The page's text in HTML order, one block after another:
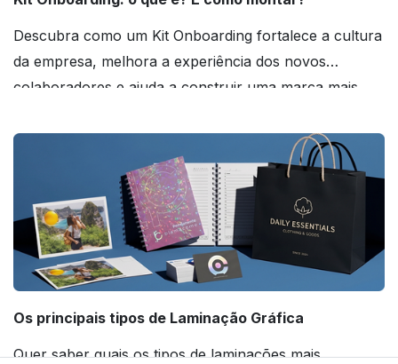
Descubra como um Kit Onboarding fortalece a cultura
da empresa, melhora a experiência dos novos
colaboradores e ajuda a construir uma marca mais
Os principais tipos de Laminação Gráfica
Quer saber quais os tipos de laminações mais